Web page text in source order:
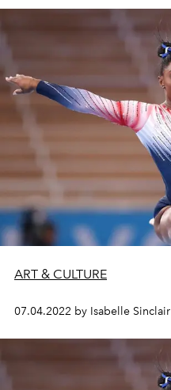
décembre 2022.
ART & CULTURE
07.04.2022 by Isabelle Sinclair